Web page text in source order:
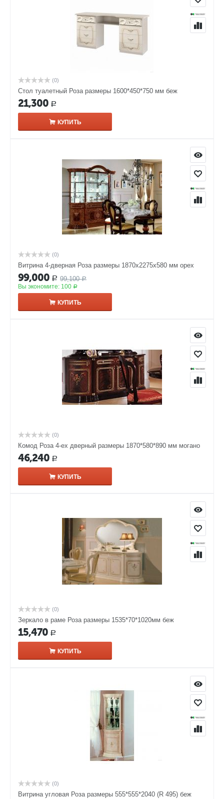
(0)
Стол туалетный Роза размеры 1600*450*750 мм беж
21,300 Р
КУПИТЬ
(0)
Витрина 4-дверная Роза размеры 1870x2275x580 мм орех
99,000 Р 99,100 Р
Вы экономите: 100 Р
КУПИТЬ
(0)
Комод Роза 4-ех дверный размеры 1870*580*890 мм могано
46,240 Р
КУПИТЬ
(0)
Зеркало в раме Роза размеры 1535*70*1020мм беж
15,470 Р
КУПИТЬ
(0)
Витрина угловая Роза размеры 555*555*2040 (R 495) беж